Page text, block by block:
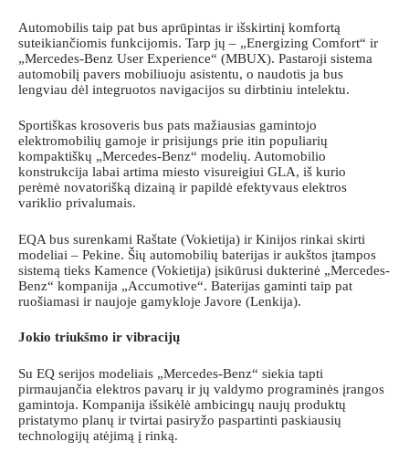
Automobilis taip pat bus aprūpintas ir išskirtinį komfortą
suteikiančiomis funkcijomis. Tarp jų – „Energizing Comfort“ ir
„Mercedes-Benz User Experience“ (MBUX). Pastaroji sistema
automobilį pavers mobiliuoju asistentu, o naudotis ja bus
lengviau dėl integruotos navigacijos su dirbtiniu intelektu.
Sportiškas krosoveris bus pats mažiausias gamintojo
elektromobilių gamoje ir prisijungs prie itin populiarių
kompaktiškų „Mercedes-Benz“ modelių. Automobilio
konstrukcija labai artima miesto visureigiui GLA, iš kurio
perėmė novatorišką dizainą ir papildė efektyvaus elektros
variklio privalumais.
EQA bus surenkami Raštate (Vokietija) ir Kinijos rinkai skirti
modeliai – Pekine. Šių automobilių baterijas ir aukštos įtampos
sistemą tieks Kamence (Vokietija) įsikūrusi dukterinė „Mercedes-
Benz“ kompanija „Accumotive“. Baterijas gaminti taip pat
ruošiamasi ir naujoje gamykloje Javore (Lenkija).
Jokio triukšmo ir vibracijų
Su EQ serijos modeliais „Mercedes-Benz“ siekia tapti
pirmaujančia elektros pavarų ir jų valdymo programinės įrangos
gamintoja. Kompanija išsikėlė ambicingų naujų produktų
pristatymo planų ir tvirtai pasiryžo paspartinti paskiausių
technologijų atėjimą į rinką.